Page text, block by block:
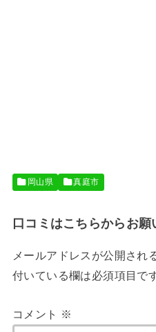
岡山県 真庭市
口コミはこちらからお願
メールアドレスが公開され
付いている欄は必須項目で
コメント ※